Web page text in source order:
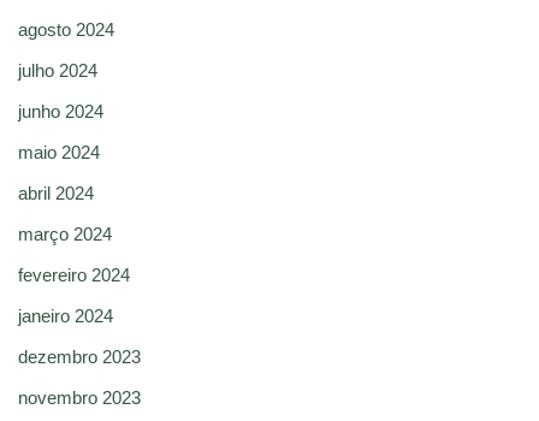
agosto 2024
julho 2024
junho 2024
maio 2024
abril 2024
março 2024
fevereiro 2024
janeiro 2024
dezembro 2023
novembro 2023